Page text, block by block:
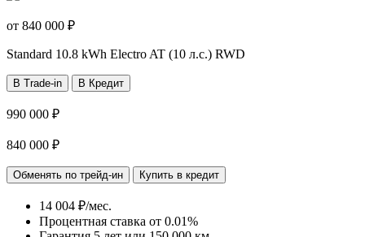
от 840 000 ₽
Standard 10.8 kWh Electro AT (10 л.с.) RWD
В Trade-in В Кредит
990 000 ₽
840 000 ₽
Обменять по трейд-ин Купить в кредит
14 004 ₽/мес.
Процентная ставка от 0.01%